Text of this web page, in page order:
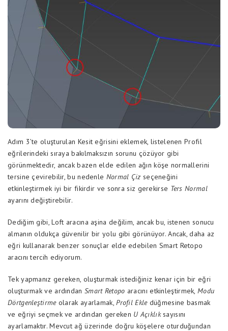
Adım 3’te oluşturulan Kesit eğrisini eklemek, listelenen Profil
eğrilerindeki sıraya bakılmaksızın sorunu çözüyor gibi
görünmektedir, ancak bazen elde edilen ağın köşe normallerini
tersine çevirebilir, bu nedenle Normal Çiz seçeneğini
etkinleştirmek iyi bir fikirdir ve sonra siz gerekirse Ters Normal
ayarını değiştirebilir.
Dediğim gibi, Loft aracına aşina değilim, ancak bu, istenen sonucu
almanın oldukça güvenilir bir yolu gibi görünüyor. Ancak, daha az
eğri kullanarak benzer sonuçlar elde edebilen Smart Retopo
aracını tercih ediyorum.
Tek yapmanız gereken, oluşturmak istediğiniz kenar için bir eğri
oluşturmak ve ardından Smart Retopo aracını etkinleştirmek,Modu
Dörtgenleştirmeolarak ayarlamak,Profil Ekledüğmesine basmak
ve eğriyi seçmek ve ardından gereken U Açıklıksayısını
ayarlamaktır. Mevcut ağ üzerinde doğru köşelere oturduğundan